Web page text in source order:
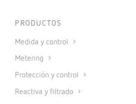
PRODUCTOS
Medida y control
Metering
Protección y control
Reactiva y filtrado